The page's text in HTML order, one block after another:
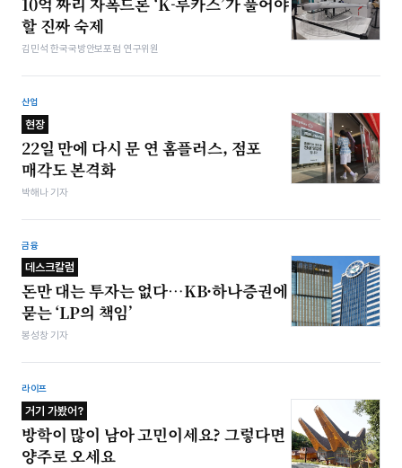
할 진짜 숙제
김민석 한국국방안보포럼 연구위원
산업
현장
22일 만에 다시 문 연 홈플러스, 점포
매각도 본격화
박해나 기자
금융
데스크칼럼
돈만 대는 투자는 없다…KB·하나증권에
묻는 ‘LP의 책임’
봉성창 기자
라이프
거기 가봤어?
방학이 많이 남아 고민이세요? 그렇다면
양주로 오세요